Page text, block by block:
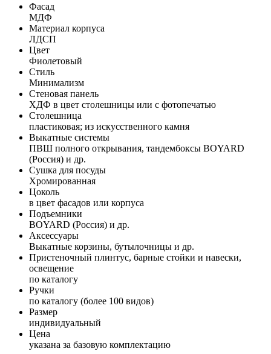
Фасад
МДФ
Материал корпуса
ЛДСП
Цвет
Фиолетовый
Стиль
Минимализм
Стеновая панель
ХДФ в цвет столешницы или с фотопечатью
Столешница
пластиковая; из искусственного камня
Выкатные системы
ПВШ полного открывания, тандембоксы BOYARD
(Россия) и др.
Сушка для посуды
Хромированная
Цоколь
в цвет фасадов или корпуса
Подъемники
BOYARD (Россия) и др.
Аксессуары
Выкатные корзины, бутылочницы и др.
Пристеночный плинтус, барные стойки и навески,
освещение
по каталогу
Ручки
по каталогу (более 100 видов)
Размер
индивидуальный
Цена
указана за базовую комплектацию